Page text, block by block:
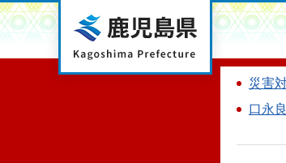
鹿児島県
災害
口永